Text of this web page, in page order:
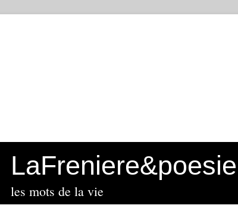
LaFreniere&poesie
les mots de la vie